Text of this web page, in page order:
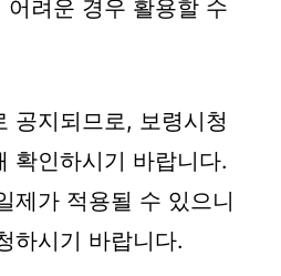
어려운 경우 활용할 수
공지되므로, 보령시청
확인하시기 바랍니다.
제가 적용될 수 있으니
하시기 바랍니다.